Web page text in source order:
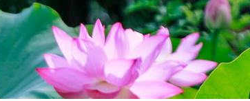
情報公開
よくわかる法人会